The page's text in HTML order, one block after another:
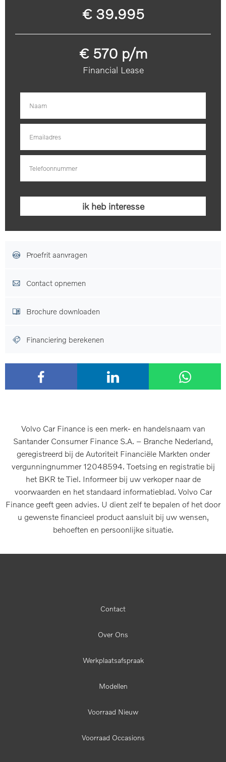
€ 39.995
€ 570 p/m
Financial Lease
Proefrit aanvragen
Contact opnemen
Brochure downloaden
Financiering berekenen
Volvo Car Finance is een merk- en handelsnaam van
Santander Consumer Finance S.A. – Branche Nederland,
geregistreerd bij de Autoriteit Financiële Markten onder
vergunningnummer 12048594. Toetsing en registratie bij
het BKR te Tiel. Informeer bij uw verkoper naar de
voorwaarden en het standaard informatieblad. Volvo Car
Finance geeft geen advies. U dient zelf te bepalen of het door
u gewenste financieel product aansluit bij uw wensen,
behoeften en persoonlijke situatie.
Contact
Over Ons
Werkplaatsafspraak
Modellen
Voorraad Nieuw
Voorraad Occasions